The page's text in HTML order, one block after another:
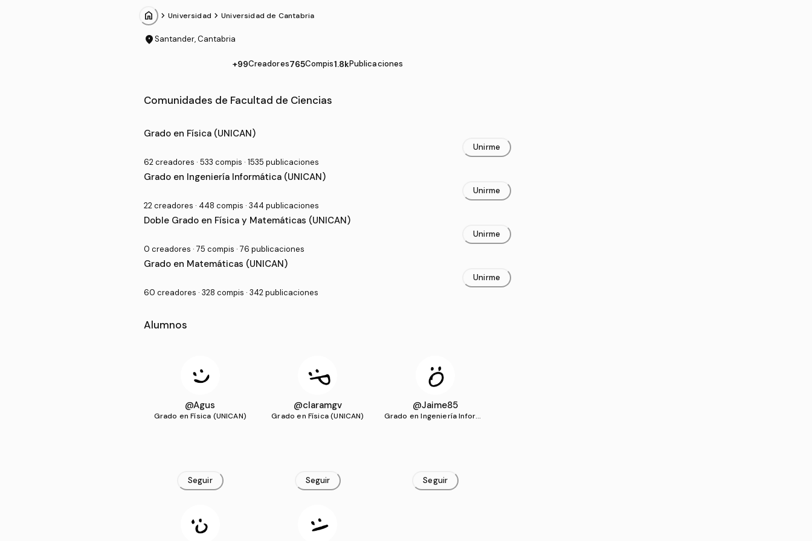
home chevron_forward Universidad chevron_forward Universidad de Cantabria
location_onSantander, Cantabria
+99Creadores765Compis1.8kPublicaciones
Comunidades de Facultad de Ciencias
Grado Universitario en Facultad de Ciencias
Grado en Física (UNICAN)
62 creadores · 533 compis · 1535 publicaciones
Unirme
Grado en Ingeniería Informática (UNICAN)
22 creadores · 448 compis · 344 publicaciones
Unirme
Doble Grado en Física y Matemáticas (UNICAN)
0 creadores · 75 compis · 76 publicaciones
Unirme
Grado en Matemáticas (UNICAN)
60 creadores · 328 compis · 342 publicaciones
Unirme
Alumnos
@Agus
Grado en Física (UNICAN)
Seguir
@claramgv
Grado en Física (UNICAN)
Seguir
@Jaime85
Grado en Ingeniería Informá
Seguir